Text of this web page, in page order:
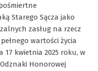
Starego Sącza jako
zasług na rzecz
wartości życia
17 kwietnia 2025 roku, w
Honorowej